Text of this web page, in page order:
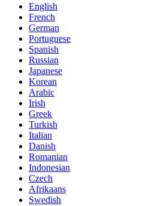
English
French
German
Portuguese
Spanish
Russian
Japanese
Korean
Arabic
Irish
Greek
Turkish
Italian
Danish
Romanian
Indonesian
Czech
Afrikaans
Swedish